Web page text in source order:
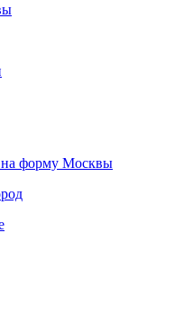
на форму Москвы